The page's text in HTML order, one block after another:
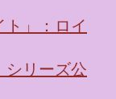
」：ロイ
シリーズ公